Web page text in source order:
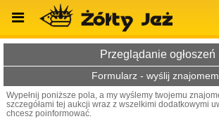
Wyszukiwanie
Przeglądanie ogłoszeń
Formularz - wyślij
Wypełnij poniższe pola, a my wyślemy twojemu
szczegółami tej aukcji wraz z wszelkimi dodatkowymi
chcesz poinformować.